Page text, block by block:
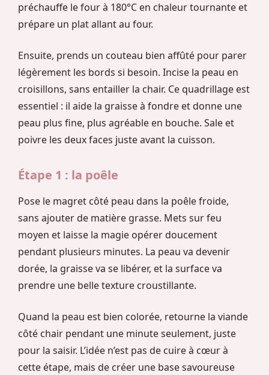
préchauffe le four à 180°C en chaleur tournante et
prépare un plat allant au four.
Ensuite, prends un couteau bien affûté pour parer
légèrement les bords si besoin. Incise la peau en
croisillons, sans entailler la chair. Ce quadrillage est
essentiel : il aide la graisse à fondre et donne une
peau plus fine, plus agréable en bouche. Sale et
poivre les deux faces juste avant la cuisson.
Étape 1 : la poêle
Pose le magret côté peau dans la poêle froide,
sans ajouter de matière grasse. Mets sur feu
moyen et laisse la magie opérer doucement
pendant plusieurs minutes. La peau va devenir
dorée, la graisse va se libérer, et la surface va
prendre une belle texture croustillante.
Quand la peau est bien colorée, retourne la viande
côté chair pendant une minute seulement, juste
pour la saisir. L’idée n’est pas de cuire à cœur à
cette étape, mais de créer une base savoureuse